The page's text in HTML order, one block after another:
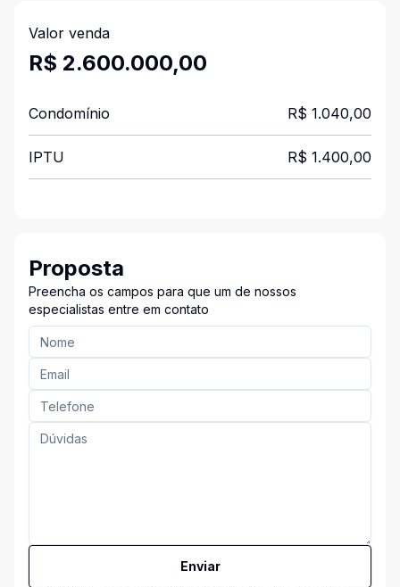
Valor venda
R$ 2.600.000,00
Condomínio R$ 1.040,00
IPTU R$ 1.400,00
Proposta
Preencha os campos para que um de nossos
especialistas entre em contato
Enviar